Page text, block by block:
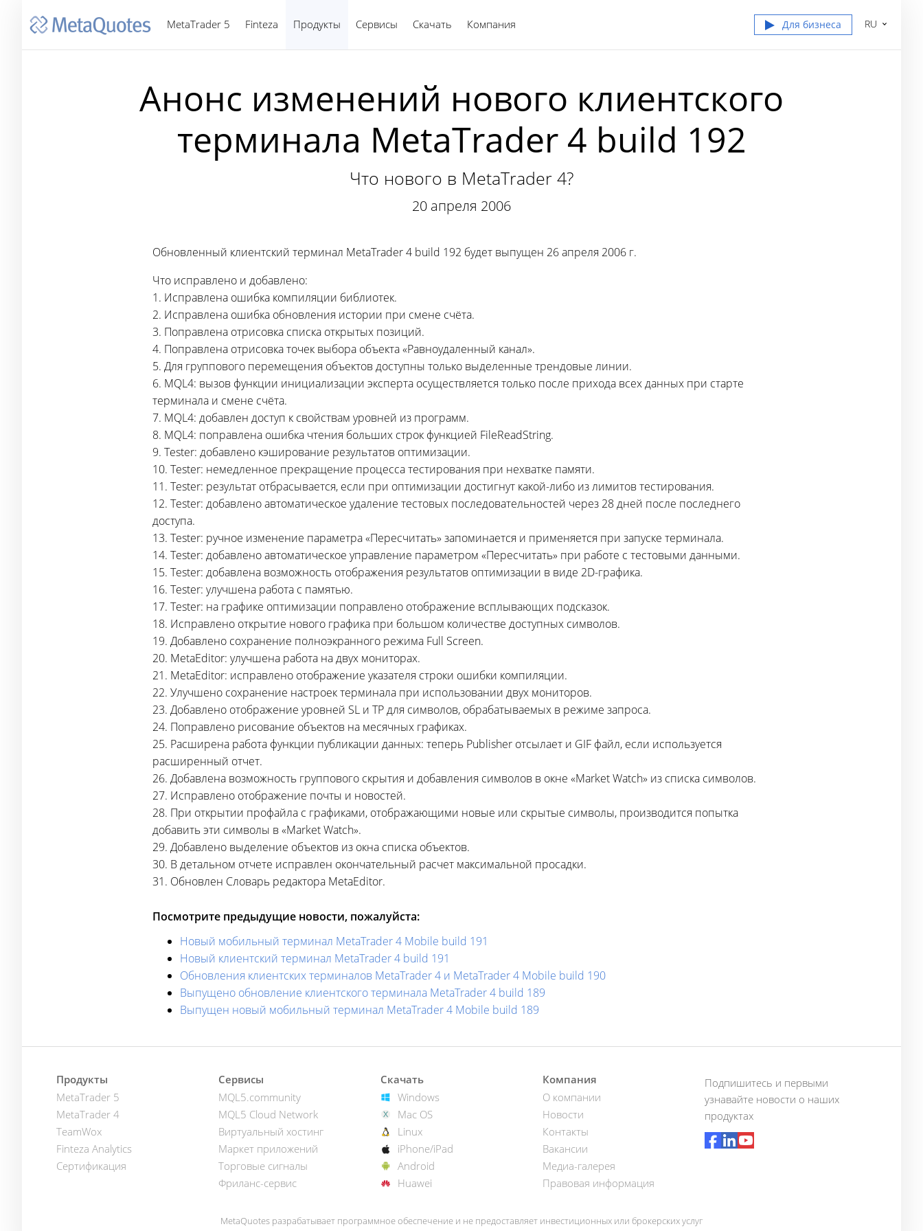
MetaTrader 5 Finteza Продукты Сервисы Скачать Компания Для бизнеса RU
Анонс изменений нового клиентского
терминала MetaTrader 4 build 192
Что нового в MetaTrader 4?
20 апреля 2006
Обновленный клиентский терминал MetaTrader 4 build 192 будет выпущен 26 апреля 2006 г.
Что исправлено и добавлено:
1. Исправлена ошибка компиляции библиотек.
2. Исправлена ошибка обновления истории при смене счёта.
3. Поправлена отрисовка списка открытых позиций.
4. Поправлена отрисовка точек выбора объекта «Равноудаленный канал».
5. Для группового перемещения объектов доступны только выделенные трендовые линии.
6. MQL4: вызов функции инициализации эксперта осуществляется только после прихода всех данных при старте
терминала и смене счёта.
7. МQL4: добавлен доступ к свойствам уровней из программ.
8. MQL4: поправлена ошибка чтения больших строк функцией FileReadString.
9. Tester: добавлено кэширование результатов оптимизации.
10. Tester: немедленное прекращение процесса тестирования при нехватке памяти.
11. Tester: результат отбрасывается, если при оптимизации достигнут какой-либо из лимитов тестирования.
12. Tester: добавлено автоматическое удаление тестовых последовательностей через 28 дней после последнего
доступа.
13. Tester: ручное изменение параметра «Пересчитать» запоминается и применяется при запуске терминала.
14. Tester: добавлено автоматическое управление параметром «Пересчитать» при работе с тестовыми данными.
15. Tester: добавлена возможность отображения результатов оптимизации в виде 2D-графика.
16. Tester: улучшена работа с памятью.
17. Tester: на графике оптимизации поправлено отображение всплывающих подсказок.
18. Исправлено открытие нового графика при большом количестве доступных символов.
19. Добавлено сохранение полноэкранного режима Full Screen.
20. MetaEditor: улучшена работа на двух мониторах.
21. MetaEditor: исправлено отображение указателя строки ошибки компиляции.
22. Улучшено сохранение настроек терминала при использовании двух мониторов.
23. Добавлено отображение уровней SL и TP для символов, обрабатываемых в режиме запроса.
24. Поправлено рисование объектов на месячных графиках.
25. Расширена работа функции публикации данных: теперь Publisher отсылает и GIF файл, если используется
расширенный отчет.
26. Добавлена возможность группового скрытия и добавления символов в окне «Market Watch» из списка символов.
27. Исправлено отображение почты и новостей.
28. При открытии профайла с графиками, отображающими новые или скрытые символы, производится попытка
добавить эти символы в «Market Watch».
29. Добавлено выделение объектов из окна списка объектов.
30. В детальном отчете исправлен окончательный расчет максимальной просадки.
31. Обновлен Словарь редактора MetaEditor.
Посмотрите предыдущие новости, пожалуйста:
Новый мобильный терминал MetaTrader 4 Mobile build 191
Новый клиентский терминал MetaTrader 4 build 191
Обновления клиентских терминалов MetaTrader 4 и MetaTrader 4 Mobile build 190
Выпущено обновление клиентского терминала MetaTrader 4 build 189
Выпущен новый мобильный терминал MetaTrader 4 Mobile build 189
Продукты
MetaTrader 5
MetaTrader 4
TeamWox
Finteza Analytics
Сертификация
Сервисы
MQL5.community
MQL5 Cloud Network
Виртуальный хостинг
Маркет приложений
Торговые сигналы
Фриланс-сервис
Скачать
Windows
Mac OS
Linux
iPhone/iPad
Android
Huawei
Компания
О компании
Новости
Контакты
Вакансии
Медиа-галерея
Правовая информация
Подпишитесь и первыми
узнавайте новости о наших
продуктах
MetaQuotes разрабатывает программное обеспечение и не предоставляет инвестиционных или брокерских услуг